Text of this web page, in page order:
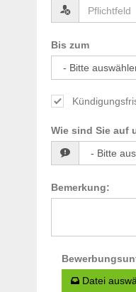
Bis zum
Wie sind Sie auf
Bemerkung:
Datei